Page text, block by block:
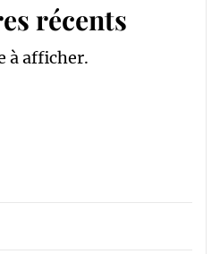
récents
à afficher.